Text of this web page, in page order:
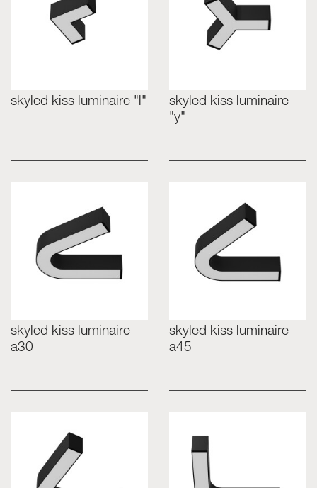
skyled kiss luminaire "l"
skyled kiss luminaire
"y"
skyled kiss luminaire
a30
skyled kiss luminaire
a45